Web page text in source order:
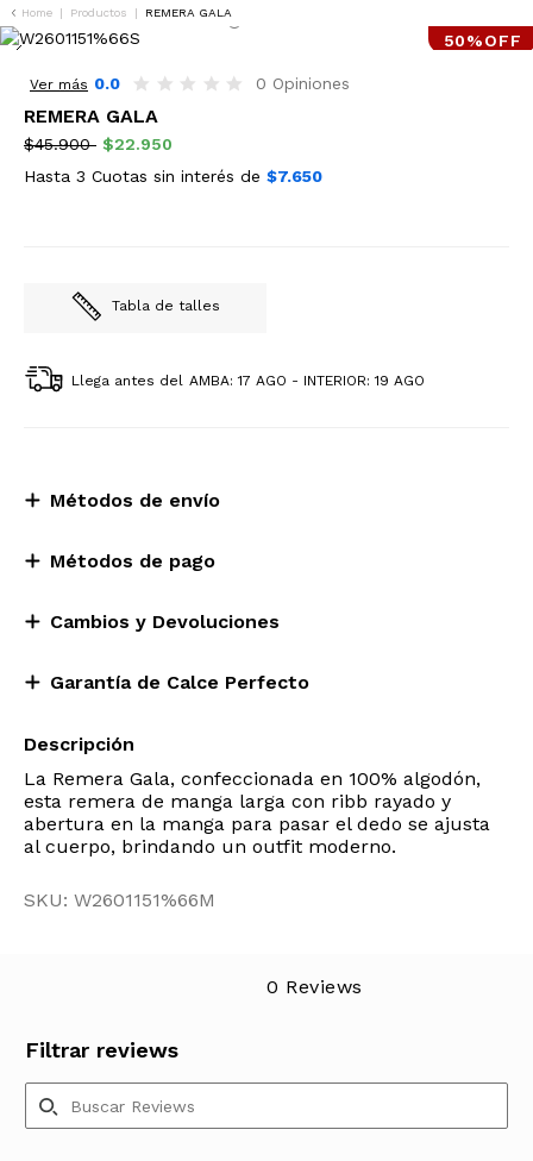
Home | Productos | REMERA GALA
50%OFF
Ver más 0.0 0 Opiniones
REMERA GALA
$45.900 $22.950
Hasta 3 Cuotas sin interés de $7.650
Tabla de talles
Llega antes del AMBA: 17 AGO - INTERIOR: 19 AGO
Métodos de envío
Métodos de pago
Cambios y Devoluciones
Garantía de Calce Perfecto
Descripción
La Remera Gala, confeccionada en 100% algodón,
esta remera de manga larga con ribb rayado y
abertura en la manga para pasar el dedo se ajusta
al cuerpo, brindando un outfit moderno.
SKU: W2601151%66M
Filtrar reviews
0 Reviews